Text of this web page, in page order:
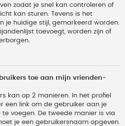
zodat je snel kan controleren of
kan sturen. Tevens is het
je huidige stijl, gemarkeerd worden.
toevoegt, worden zijn of
toe aan mijn vrienden-
kan op 2 manieren. In het profiel
een link om de gebruiker aan je
voegen. De tweede manier is via
je een gebruikersnaam opgeven.